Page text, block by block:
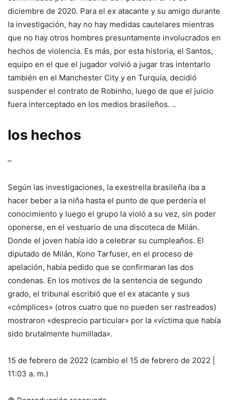
diciembre de 2020. Para el ex atacante y su amigo durante
la investigación, hay no hay medidas cautelares mientras
que no hay otros hombres presuntamente involucrados en
hechos de violencia. Es más, por esta historia, el Santos,
equipo en el que el jugador volvió a jugar tras intentarlo
también en el Manchester City y en Turquía, decidió
suspender el contrato de Robinho, luego de que el juicio
fuera interceptado en los medios brasileños. ..
los hechos
–
Según las investigaciones, la exestrella brasileña iba a
hacer beber a la niña hasta el punto de que perdería el
conocimiento y luego el grupo la violó a su vez, sin poder
oponerse, en el vestuario de una discoteca de Milán.
Donde el joven había ido a celebrar su cumpleaños. El
diputado de Milán, Kono Tarfuser, en el proceso de
apelación, había pedido que se confirmaran las dos
condenas. En los motivos de la sentencia de segundo
grado, el tribunal escribió que el ex atacante y sus
«cómplices» (otros cuatro que no pueden ser rastreados)
mostraron «desprecio particular» por la «víctima que había
sido brutalmente humillada».
15 de febrero de 2022 (cambio el 15 de febrero de 2022 |
11:03 a. m.)